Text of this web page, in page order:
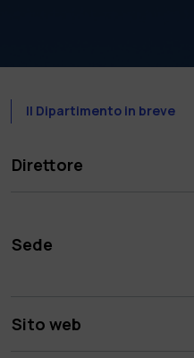
Il Dipartimento in breve
Direttore
Sede
Sito web